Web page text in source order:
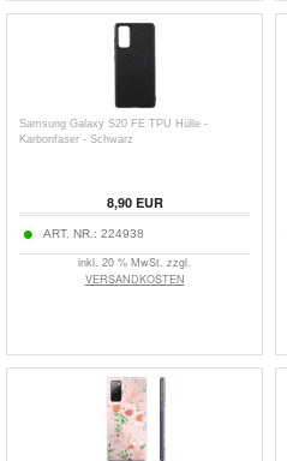
Samsung Galaxy S20 FE TPU Hülle -
Karbonfaser - Schwarz
8,90EUR
ART. NR.: 224938
inkl. 20 % MwSt. zzgl.
VERSANDKOSTEN